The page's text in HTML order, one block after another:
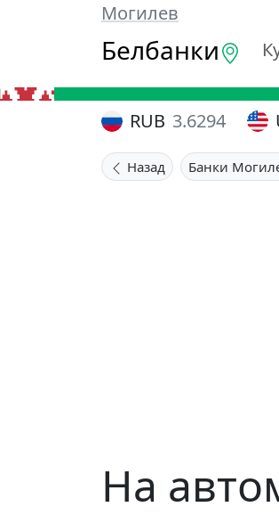
Могилев
Белбанки
RUB 3.6294
Назад Банки
На